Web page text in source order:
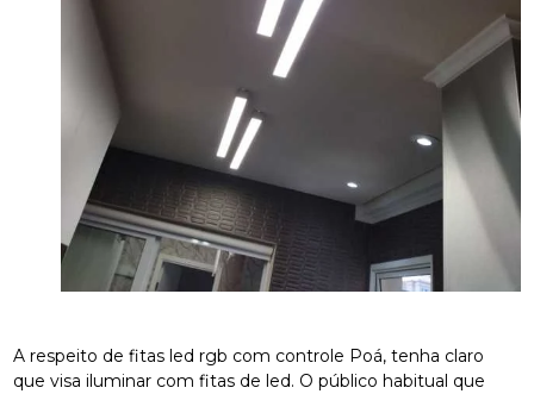
A respeito de fitas led rgb com controle Poá, tenha claro
que visa iluminar com fitas de led. O público habitual que